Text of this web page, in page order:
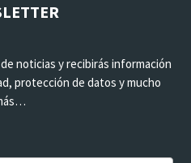
noticias y recibirás información
protección de datos y mucho